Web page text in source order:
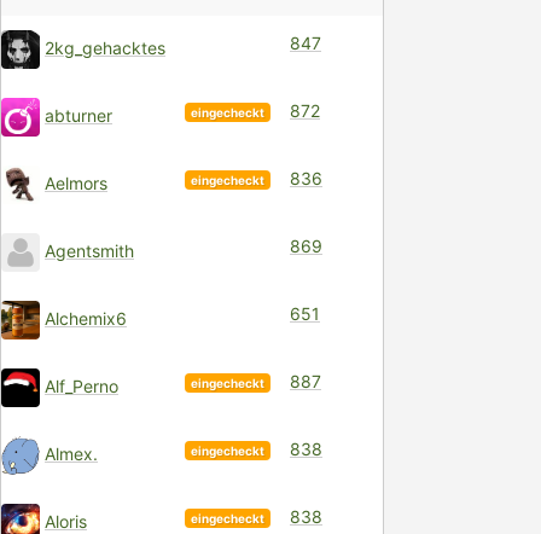
2kg_gehacktes 847
abturner eingecheckt 872
Aelmors eingecheckt 836
Agentsmith 869
Alchemix6 651
Alf_Perno eingecheckt 887
Almex. eingecheckt 838
Aloris eingecheckt 838